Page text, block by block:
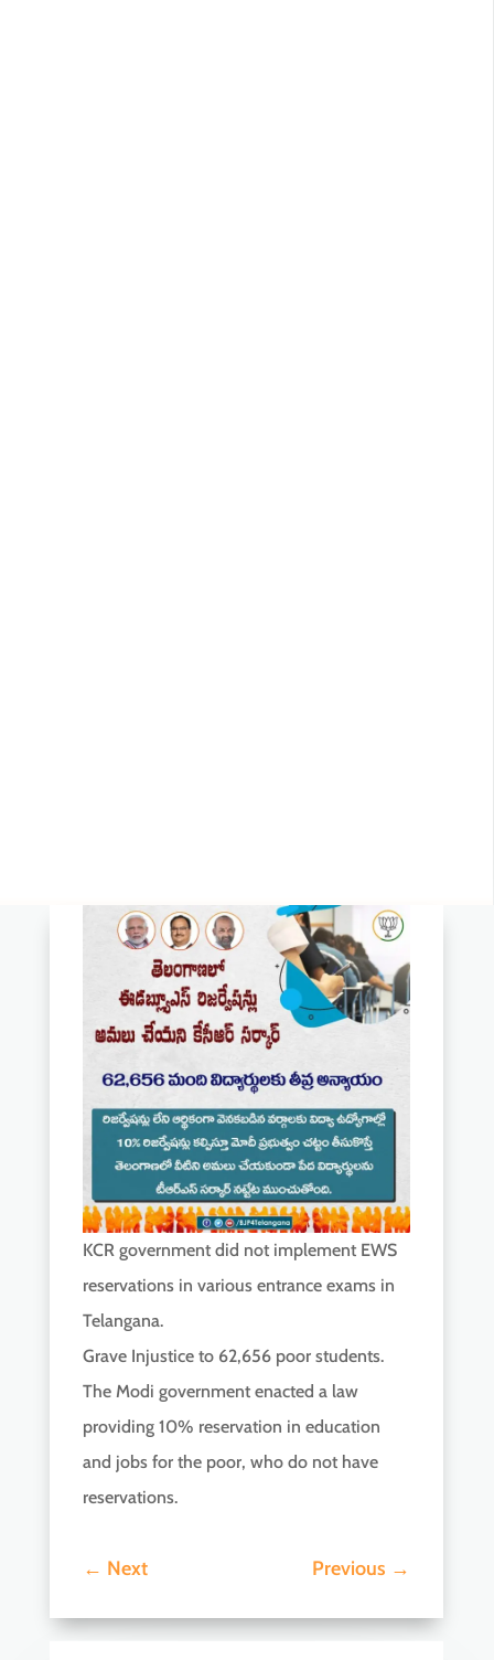
KCR government did not implement EWS
reservations in various entrance exams in
Telangana.
Grave Injustice to 62,656 poor students.
The Modi government enacted a law
providing 10% reservation in education
and jobs for the poor, who do not have
reservations.
← Next Previous →